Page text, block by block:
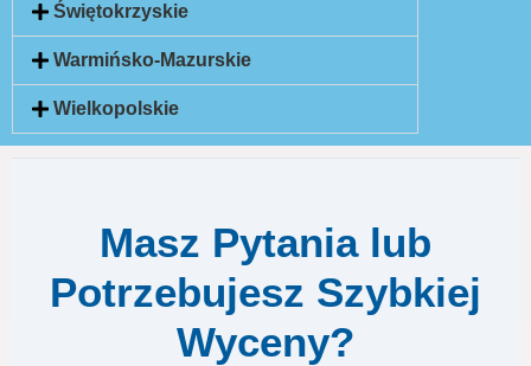
Świętokrzyskie
Warmińsko-Mazurskie
Wielkopolskie
Masz Pytania lub
Potrzebujesz Szybkiej
Wyceny?